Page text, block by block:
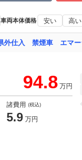
車両本体価格 安い 高い
94.8 万円
諸費用 (税込)
5.9 万円